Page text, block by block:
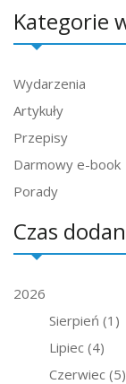
Kategorie
Wydarzenia
Artykuły
Przepisy
Darmowy e-book
Porady
Czas
2026
Sierpień (1)
Lipiec (4)
Czerwiec (5)